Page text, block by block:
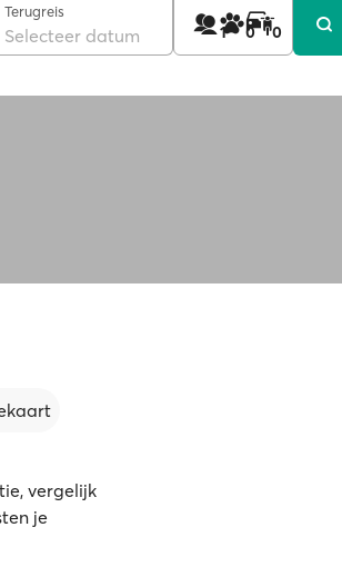
Terugreis
Selecteer datum 1 0 0
vergelijk
je